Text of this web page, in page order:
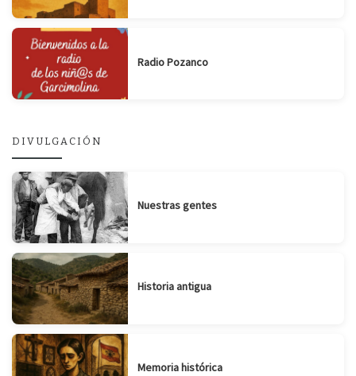
Radio Pozanco
DIVULGACIÓN
Nuestras gentes
Historia antigua
Memoria histórica